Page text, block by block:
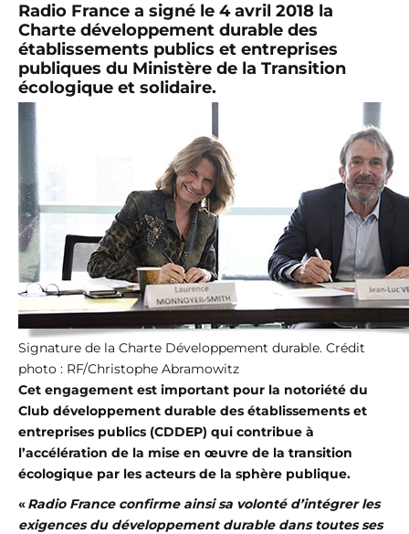
Radio France a signé le 4 avril 2018 la
Charte développement durable des
établissements publics et entreprises
publiques du Ministère de la Transition
écologique et solidaire.
Signature de la Charte Développement durable. Crédit
photo : RF/Christophe Abramowitz
Cet engagement est important pour la notoriété du
Club développement durable des établissements et
entreprises publics (CDDEP) qui contribue à
l’accélération de la mise en œuvre de la transition
écologique par les acteurs de la sphère publique.
«Radio France confirme ainsi sa volonté d’intégrer les
exigences du développement durable dans toutes ses